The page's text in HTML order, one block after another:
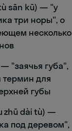
sān kū) — "у
три норы", о
несколько
"заячья губа",
для
губы
zhū dài tù) —
под деревом",